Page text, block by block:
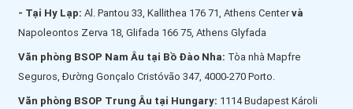
- Tại Hy Lạp: Al. Pantou 33, Kallithea 176 71, Athens Centervà
Napoleontos Zerva 18, Glifada 166 75, Athens Glyfada
Văn phòng BSOP Nam Âu tại Bồ Đào Nha: Tòa nhà Mapfre
Seguros, Đường Gonçalo Cristóvão 347, 4000-270 Porto.
Văn phòng BSOP Trung Âu tại Hungary: 1114 Budapest Károli